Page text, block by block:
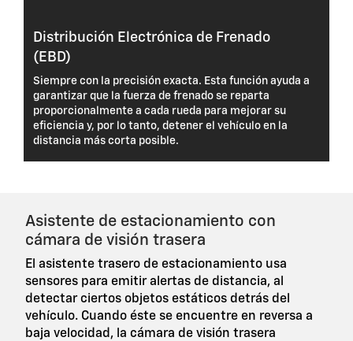
Distribución Electrónica de Frenado
(EBD)
Siempre con la precisión exacta. Esta función ayuda a
garantizar que la fuerza de frenado se reparta
proporcionalmente a cada rueda para mejorar su
eficiencia y, por lo tanto, detener el vehículo en la
distancia más corta posible.
Asistente de estacionamiento con
cámara de visión trasera
El asistente trasero de estacionamiento usa
sensores para emitir alertas de distancia, al
detectar ciertos objetos estáticos detrás del
vehículo. Cuando éste se encuentre en reversa a
baja velocidad, la cámara de visión trasera